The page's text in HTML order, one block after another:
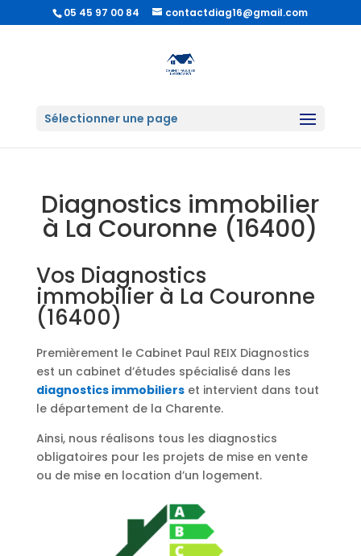
05 45 97 00 84 contactdiag16@gmail.com
Sélectionner une page
Diagnostics immobilier
à La Couronne (16400)
Vos Diagnostics
immobilier à La Couronne
(16400)
Premièrement le Cabinet Paul REIX Diagnostics
est un cabinet d’études spécialisé dans les
diagnostics immobilierset intervient dans tout
le département de la Charente.
Ainsi, nous réalisons tous les diagnostics
obligatoires pour les projets de mise en vente
ou de mise en location d’un logement.